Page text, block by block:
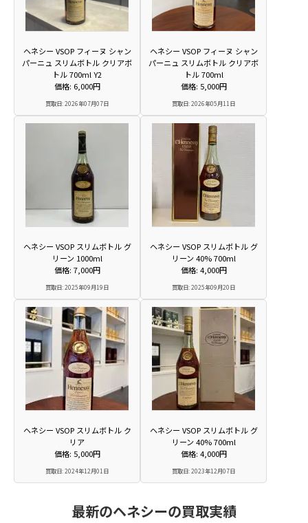
ヘネシー VSOP フィーヌ シャン
パーニュ スリムボトル クリアボ
トル 700ml Y2
価格: 6,000円
買取日: 2026年07月07日
ヘネシー VSOP フィーヌ シャン
パーニュ スリムボトル クリアボ
トル 700ml
価格: 5,000円
買取日: 2026年05月11日
ヘネシー VSOP スリムボトル グ
リーン 1000ml
価格: 7,000円
買取日: 2025年09月19日
ヘネシー VSOP スリムボトル グ
リーン 40% 700ml
価格: 4,000円
買取日: 2025年09月20日
ヘネシー VSOP スリムボトル ク
リア
価格: 5,000円
買取日: 2024年12月01日
ヘネシー VSOP スリムボトル グ
リーン 40% 700ml
価格: 4,000円
買取日: 2023年12月07日
最新のヘネシーの買取実績